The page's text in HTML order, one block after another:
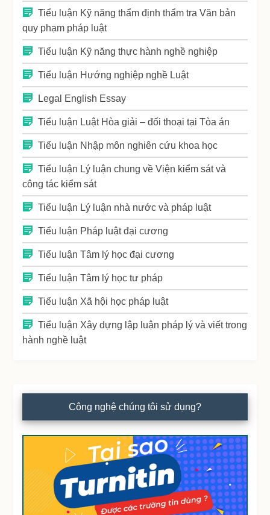
Tiểu luận Kỹ năng thẩm định thẩm tra Văn bản
quy phạm pháp luật
Tiểu luận Kỹ năng thực hành nghề nghiệp
Tiểu luận Hướng nghiệp nghề Luật
Legal English Essay
Tiểu luận Luật Hòa giải – đối thoại tại Tòa án
Tiểu luận Nhập môn nghiên cứu khoa học
Tiểu luận Lý luận chung về Viện kiểm sát và
công tác kiểm sát
Tiểu luận Lý luận nhà nước và pháp luật
Tiểu luận Pháp luật đại cương
Tiểu luận Tâm lý học đại cương
Tiểu luận Tâm lý học tư pháp
Tiểu luận Xã hội học pháp luật
Tiểu luận Xây dựng lập luận pháp lý và viết trong
hành nghề luật
Công nghệ chúng tôi sử dụng?